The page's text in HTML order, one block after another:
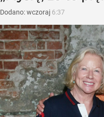
Dodano:wczoraj 6:37